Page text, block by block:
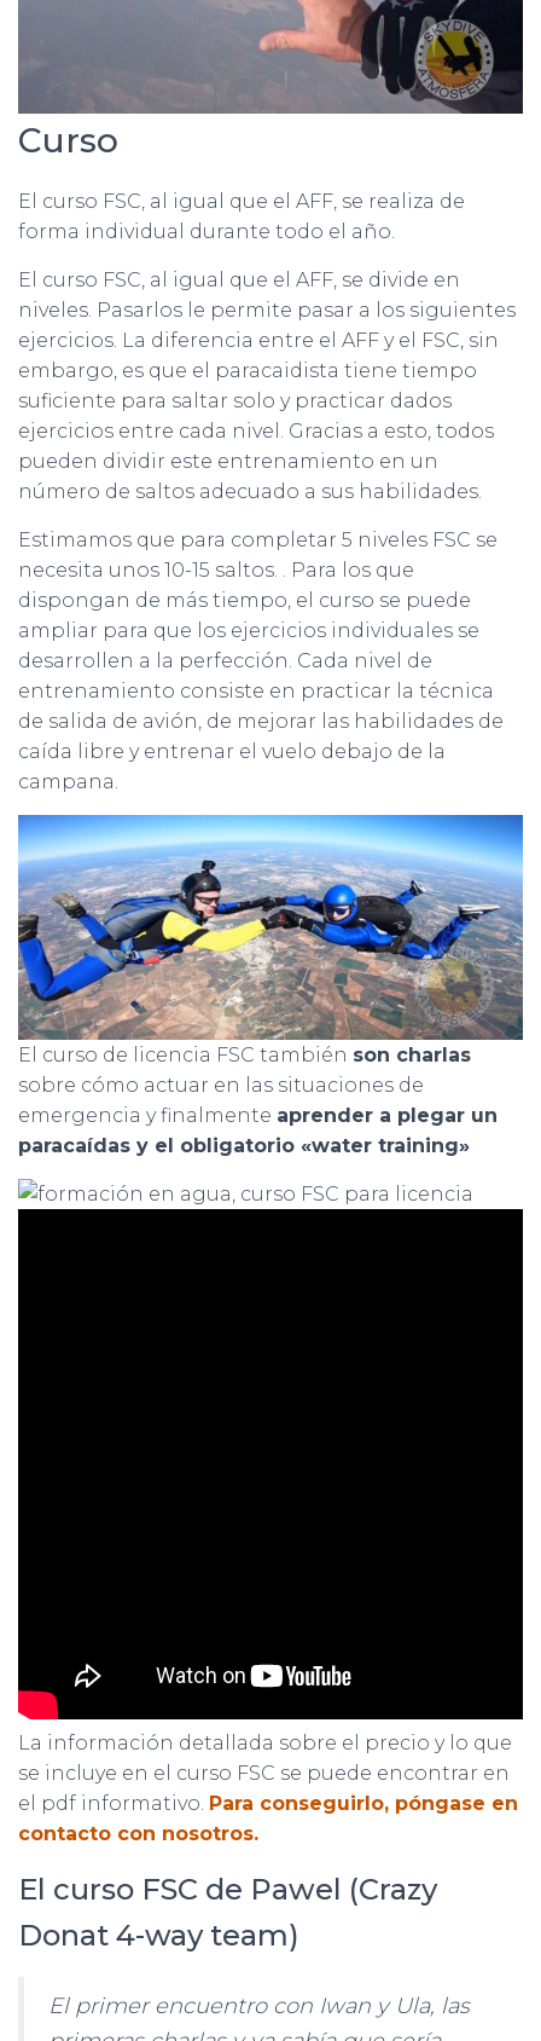
Curso
El curso FSC, al igual que el AFF, se realiza de
forma individual durante todo el año.
El curso FSC, al igual que el AFF, se divide en
niveles. Pasarlos le permite pasar a los siguientes
ejercicios. La diferencia entre el AFF y el FSC, sin
embargo, es que el paracaidista tiene tiempo
suficiente para saltar solo y practicar dados
ejercicios entre cada nivel. Gracias a esto, todos
pueden dividir este entrenamiento en un
número de saltos adecuado a sus habilidades.
Estimamos que para completar 5 niveles FSC se
necesita unos 10-15 saltos. . Para los que
dispongan de más tiempo, el curso se puede
ampliar para que los ejercicios individuales se
desarrollen a la perfección. Cada nivel de
entrenamiento consiste en practicar la técnica
de salida de avión, de mejorar las habilidades de
caída libre y entrenar el vuelo debajo de la
campana.
El curso de licencia FSC también son charlas
sobre cómo actuar en las situaciones de
emergencia y finalmente aprender a plegar un
paracaídas y el obligatorio «water training»
La información detallada sobre el precio y lo que
se incluye en el curso FSC se puede encontrar en
el pdf informativo. Para conseguirlo, póngase en
contacto con nosotros.
El curso FSC de Pawel (Crazy
Donat 4-way team)
El primer encuentro con Iwan y Ula, las